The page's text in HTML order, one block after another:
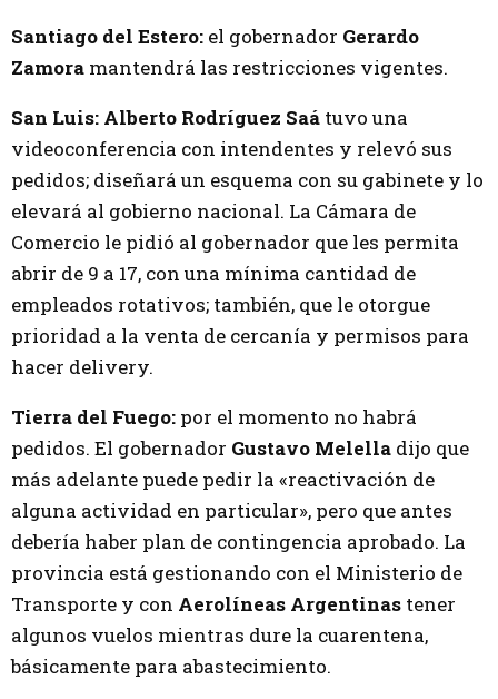
Santiago del Estero: el gobernador Gerardo
Zamora mantendrá las restricciones vigentes.
San Luis: Alberto Rodríguez Saá tuvo una
videoconferencia con intendentes y relevó sus
pedidos; diseñará un esquema con su gabinete y lo
elevará al gobierno nacional. La Cámara de
Comercio le pidió al gobernador que les permita
abrir de 9 a 17, con una mínima cantidad de
empleados rotativos; también, que le otorgue
prioridad a la venta de cercanía y permisos para
hacer delivery.
Tierra del Fuego: por el momento no habrá
pedidos. El gobernador Gustavo Melella dijo que
más adelante puede pedir la «reactivación de
alguna actividad en particular», pero que antes
debería haber plan de contingencia aprobado. La
provincia está gestionando con el Ministerio de
Transporte y con Aerolíneas Argentinas tener
algunos vuelos mientras dure la cuarentena,
básicamente para abastecimiento.